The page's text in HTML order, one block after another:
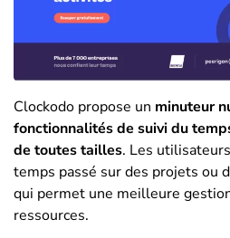
Clockodo propose un minuteur
fonctionnalités de suivi du
de toutes tailles. Les
temps passé sur des projets ou
qui permet une meilleure
ressources.